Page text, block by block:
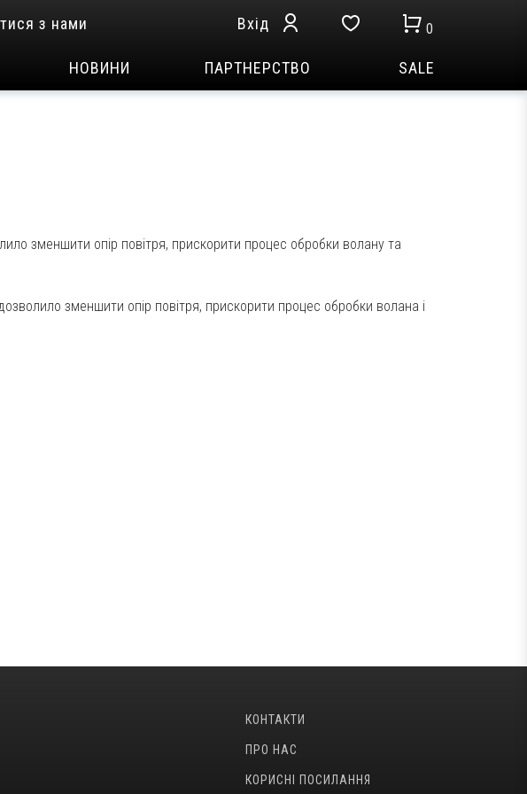
з нами Вхід 0
НОВИНИ ПАРТНЕРСТВО SALE
зменшити опір повітря, прискорити процес обробки волану та
зменшити опір повітря, прискорити процес обробки волана і
КОНТАКТИ
ПРО НАС
КОРИСНІ ПОСИЛАННЯ